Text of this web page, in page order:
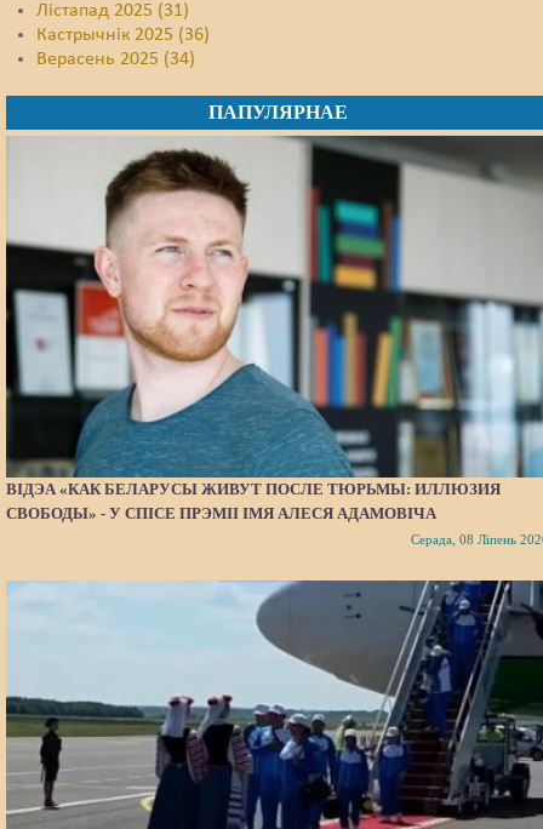
Лістапад 2025 (31)
Кастрычнік 2025 (36)
Верасень 2025 (34)
ПАПУЛЯРНАЕ
ВІДЭА «КАК БЕЛАРУСЫ ЖИВУТ ПОСЛЕ ТЮРЬМЫ: ИЛЛЮЗИЯ
СВОБОДЫ» - У СПІСЕ ПРЭМІІ ІМЯ АЛЕСЯ АДАМОВІЧА
Серада, 08 Ліпень